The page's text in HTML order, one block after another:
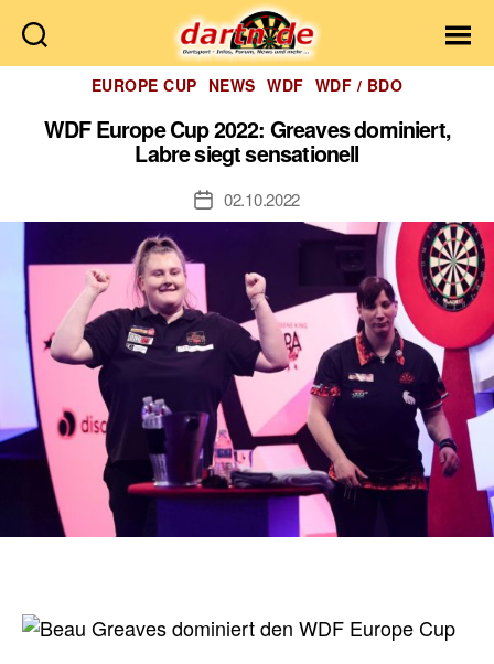
Dartn.de
Kategorien
EUROPE CUP NEWS WDF WDF / BDO
WDF Europe Cup 2022: Greaves dominiert,
Labre siegt sensationell
Veröffentlichungsdatum
02.10.2022